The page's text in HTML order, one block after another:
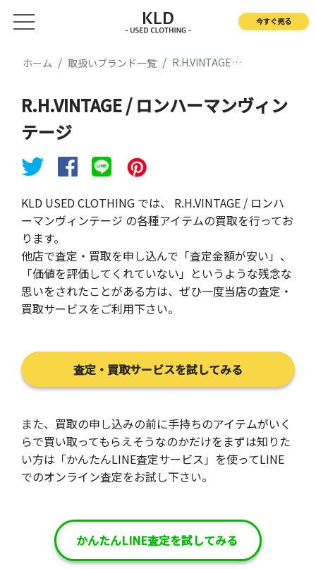
今すぐ売る
ホーム 取扱いブランド一覧 R.H.VINTAGE / ロンハーマンヴィンテージ
R.H.VINTAGE / ロンハーマンヴィン
テージ
KLD USED CLOTHING では、 R.H.VINTAGE / ロンハ
ーマンヴィンテージ の各種アイテムの買取を行ってお
ります。
他店で査定・買取を申し込んで「査定金額が安い」、
「価値を評価してくれていない」というような残念な
思いをされたことがある方は、ぜひ一度当店の査定・
買取サービスをご利用下さい。
査定・買取サービスを試してみる
また、買取の申し込みの前に手持ちのアイテムがいく
らで買い取ってもらえそうなのかだけをまずは知りた
い方は「かんたんLINE査定サービス」を使ってLINE
でのオンライン査定をお試し下さい。
かんたんLINE査定を試してみる